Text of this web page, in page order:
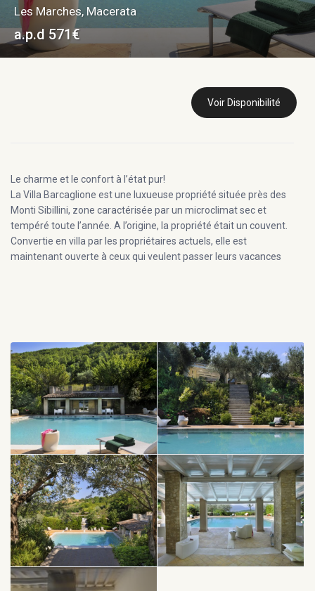
Les Marches, Macerata
a.p.d 571€
Voir Disponibilité
Le charme et le confort à l’état pur!
La Villa Barcaglione est une luxueuse propriété située près des
Monti Sibillini, zone caractérisée par un microclimat sec et
tempéré toute l’année. A l’origine, la propriété était un couvent.
Convertie en villa par les propriétaires actuels, elle est
maintenant ouverte à ceux qui veulent passer leurs vacances
cuisine design est professionnelle mais pratique et accueillante
(son extérieur est équipé d’un four à bois). Il y a aussi un bar,
une salle de gym, une salle de bain, un dressing avec douche et
un bain turc pour se régénérer.
La partie nuit dispose de 5 chambres doubles dont 4 avec salle
de bain privée et une baignoire avec hydromassage.
La chambre à coucher principale est équipée d’un dressing et
d’une grande salle de bain avec coin jacuzzi.
L’extérieur de la maison est merveilleusement équipé et
caractérisé par plusieurs zones: dans la zone de la fontaine, il y
a deux loggias meublées de canapés, de tables, de chaises et
d’un bar pour des soirées privées. La piscine dispose d’un
escalier et est entourée de tables, chaises longues, fauteuils
design, minibar, salle de bain, douche et dressing. De la terrasse,
au-dessus de la dépendance, la vue de la ville, entourée de
vignes et d’oliviers, est extraordinaire. Tout autour, de douces